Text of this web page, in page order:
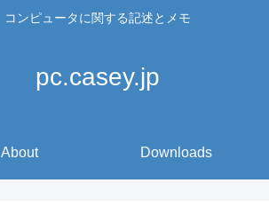
コンピュータに関する記述とメモ
pc.casey.jp
About Downloads